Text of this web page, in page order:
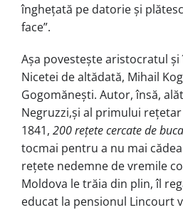
înghețată pe datorie și
face”.
Așa povestește aristocratul
Nicetei de altădată, Mihail
Gogomănești. Autor, însă,
Negruzzi,și al primului
1841, 200 rețete cercate de
tocmai pentru a nu mai
rețete nedemne de vremile
Moldova le trăia din plin, îl
educat la pensionul Lincourt